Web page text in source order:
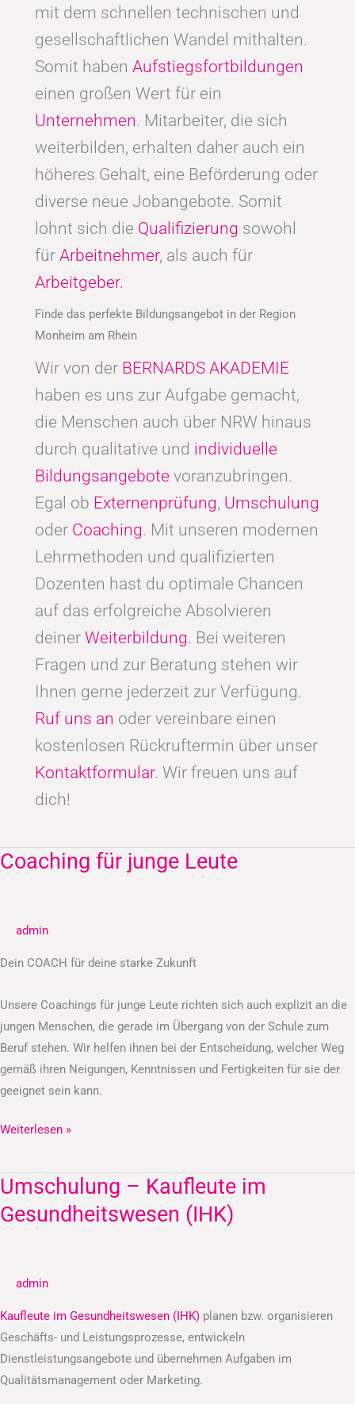
mit dem schnellen technischen und
gesellschaftlichen Wandel mithalten.
Somit haben Aufstiegsfortbildungen
einen großen Wert für ein
Unternehmen. Mitarbeiter, die sich
weiterbilden, erhalten daher auch ein
höheres Gehalt, eine Beförderung oder
diverse neue Jobangebote. Somit
lohnt sich die Qualifizierung sowohl
für Arbeitnehmer, als auch für
Arbeitgeber.
Finde das perfekte Bildungsangebot in der Region
Monheim am Rhein
Wir von der BERNARDS AKADEMIE
haben es uns zur Aufgabe gemacht,
die Menschen auch über NRW hinaus
durch qualitative und individuelle
Bildungsangebote voranzubringen.
Egal ob Externenprüfung, Umschulung
oder Coaching. Mit unseren modernen
Lehrmethoden und qualifizierten
Dozenten hast du optimale Chancen
auf das erfolgreiche Absolvieren
deiner Weiterbildung. Bei weiteren
Fragen und zur Beratung stehen wir
Ihnen gerne jederzeit zur Verfügung.
Ruf uns an oder vereinbare einen
kostenlosen Rückruftermin über unser
Kontaktformular. Wir freuen uns auf
dich!
Coaching für junge Leute
admin
Dein COACH für deine starke Zukunft
Unsere Coachings für junge Leute richten sich auch explizit an die
jungen Menschen, die gerade im Übergang von der Schule zum
Beruf stehen. Wir helfen ihnen bei der Entscheidung, welcher Weg
gemäß ihren Neigungen, Kenntnissen und Fertigkeiten für sie der
geeignet sein kann.
Coaching
Leute
Weiterlesen »
Umschulung – Kaufleute im
Gesundheitswesen (IHK)
admin
Kaufleute im Gesundheitswesen (IHK) planen bzw. organisieren
Geschäfts- und Leistungsprozesse, entwickeln
Dienstleistungsangebote und übernehmen Aufgaben im
Qualitätsmanagement oder Marketing.
Umschulung
–
Kaufleute
(IHK)